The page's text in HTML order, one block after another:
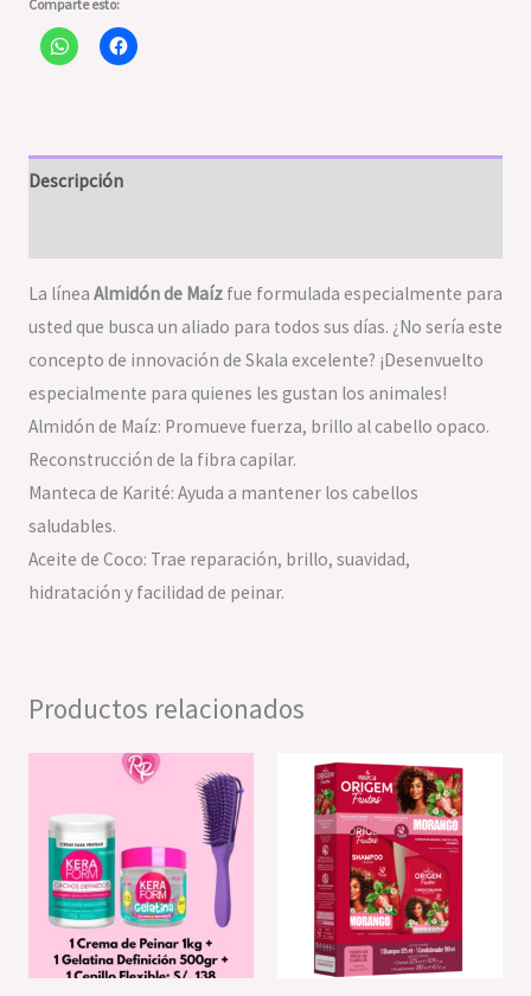
Comparte esto:
Descripción
La línea Almidón de Maízfue formulada especialmente para
usted que busca un aliado para todos sus días. ¿No sería este
concepto de innovación de Skala excelente? ¡Desenvuelto
especialmente para quienes les gustan los animales!
Almidón de Maíz: Promueve fuerza, brillo al cabello opaco.
Reconstrucción de la fibra capilar.
Manteca de Karité: Ayuda a mantener los cabellos
saludables.
Aceite de Coco: Trae reparación, brillo, suavidad,
hidratación y facilidad de peinar.
Productos relacionados